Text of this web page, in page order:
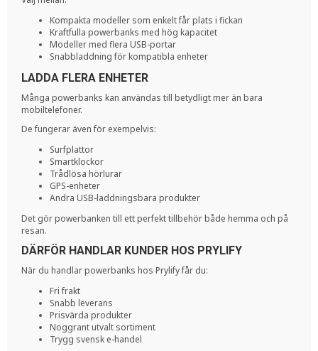
Kompakta modeller som enkelt får plats i fickan
Kraftfulla powerbanks med hög kapacitet
Modeller med flera USB-portar
Snabbladdning för kompatibla enheter
LADDA FLERA ENHETER
Många powerbanks kan användas till betydligt mer än bara
mobiltelefoner.
De fungerar även för exempelvis:
Surfplattor
Smartklockor
Trådlösa hörlurar
GPS-enheter
Andra USB-laddningsbara produkter
Det gör powerbanken till ett perfekt tillbehör både hemma och på
resan.
DÄRFÖR HANDLAR KUNDER HOS PRYLIFY
När du handlar powerbanks hos Prylify får du:
Fri frakt
Snabb leverans
Prisvärda produkter
Noggrant utvalt sortiment
Trygg svensk e-handel